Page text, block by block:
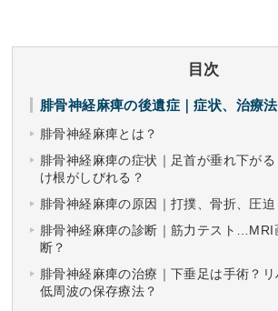
目次
腓骨神経麻痺の後遺症｜症状、治療法
腓骨神経麻痺とは？
腓骨神経麻痺の症状｜足首が垂れ下が
け根がしびれる？
腓骨神経麻痺の原因｜打撲、骨折、圧迫
腓骨神経麻痺の診断｜筋力テスト…MRI
断？
腓骨神経麻痺の治療｜下垂足は手術？リ
低周波の保存療法？